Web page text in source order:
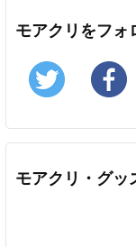
モアクリをフォ
Twitter
モアクリ・グッ